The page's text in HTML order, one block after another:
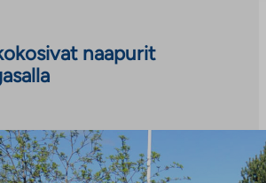
naapurit